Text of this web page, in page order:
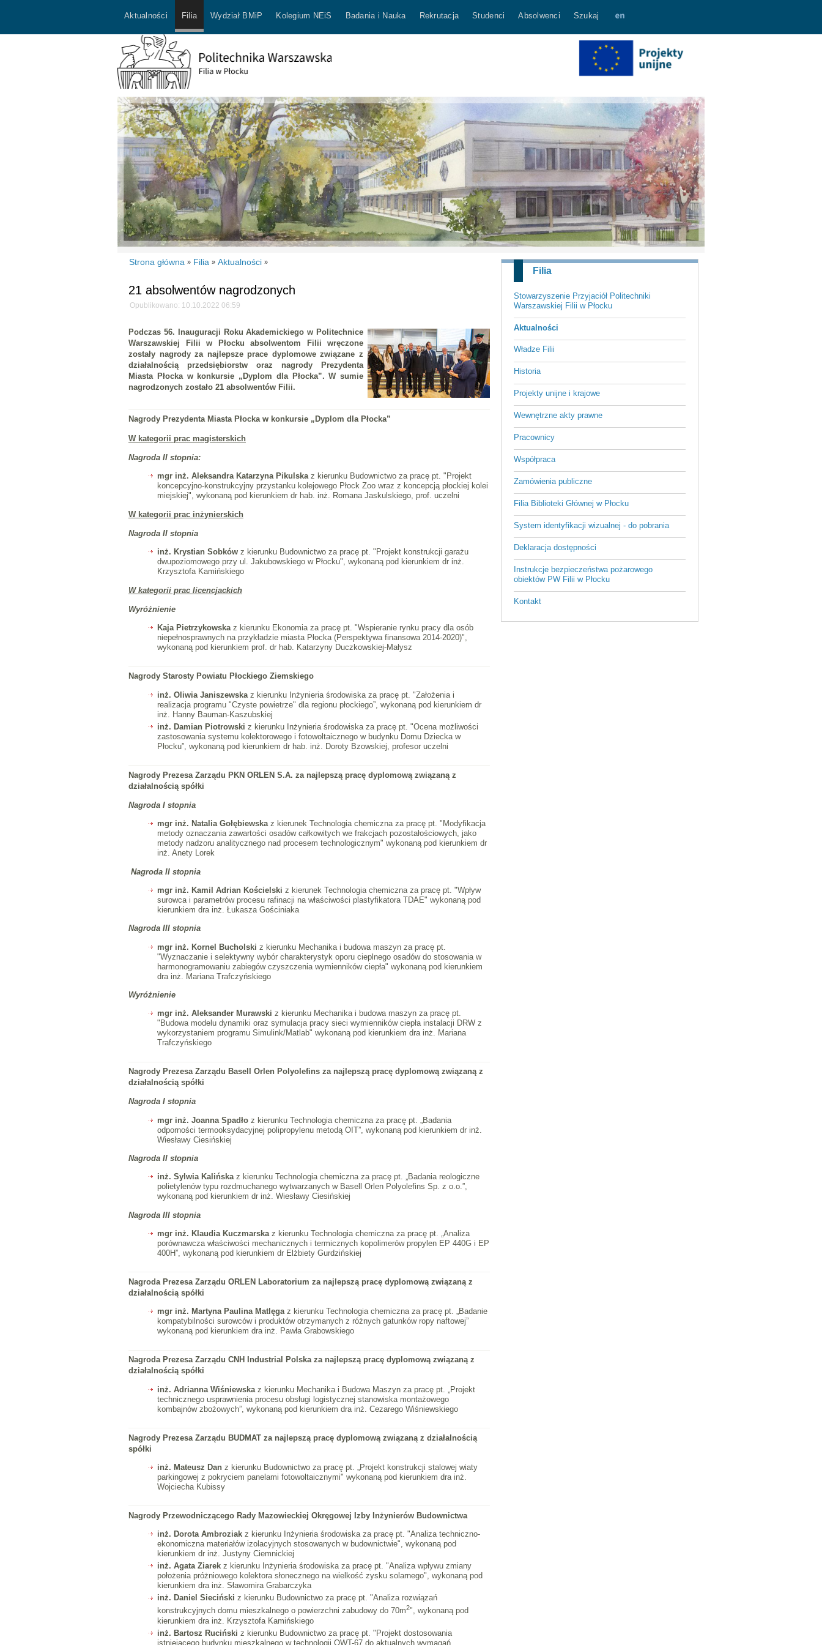
Aktualności Filia Wydział BMiP Kolegium NEiS Badania i Nauka Rekrutacja Studenci Absolwenci Szukaj
Filia
Stowarzyszenie Przyjaciół Politechniki
Warszawskiej Filii w Płocku
Aktualności
Władze Filii
Historia
Projekty unijne i krajowe
Wewnętrzne akty prawne
Pracownicy
Współpraca
Zamówienia publiczne
Filia Biblioteki Głównej w Płocku
System identyfikacji wizualnej - do pobrania
Deklaracja dostępności
Instrukcje bezpieczeństwa pożarowego
obiektów PW Filii w Płocku
Kontakt
Strona główna » Filia » Aktualności »
21 absolwentów nagrodzonych
Opublikowano: 10.10.2022 06:59
Podczas 56. Inauguracji Roku Akademickiego w Politechnice
Warszawskiej Filii w Płocku absolwentom Filii wręczone
zostały nagrody za najlepsze prace dyplomowe związane z
działalnością przedsiębiorstw oraz nagrody Prezydenta
Miasta Płocka w konkursie „Dyplom dla Płocka”. W sumie
nagrodzonych zostało 21 absolwentów Filii.
Nagrody Prezydenta Miasta Płocka w konkursie „Dyplom dla Płocka”
W kategorii prac magisterskich
Nagroda II stopnia:
mgr inż. Aleksandra Katarzyna Pikulskaz kierunku Budownictwo za pracę pt. "Projekt
koncepcyjno-konstrukcyjny przystanku kolejowego Płock Zoo wraz z koncepcją płockiej kolei
miejskiej", wykonaną pod kierunkiem dr hab. inż. Romana Jaskulskiego, prof. uczelni
W kategorii prac inżynierskich
Nagroda II stopnia
inż. Krystian Sobków z kierunku Budownictwo za pracę pt. "Projekt konstrukcji garażu
dwupoziomowego przy ul. Jakubowskiego w Płocku", wykonaną pod kierunkiem dr inż.
Krzysztofa Kamińskiego
W kategorii prac licencjackich
Wyróżnienie
Kaja Pietrzykowskaz kierunku Ekonomia za pracę pt. "Wspieranie rynku pracy dla osób
niepełnosprawnych na przykładzie miasta Płocka (Perspektywa finansowa 2014-2020)",
wykonaną pod kierunkiem prof. dr hab. Katarzyny Duczkowskiej-Małysz
Nagrody Starosty Powiatu Płockiego Ziemskiego
inż. Oliwia Janiszewska z kierunku Inżynieria środowiska za pracę pt. "Założenia i
realizacja programu "Czyste powietrze" dla regionu płockiego”, wykonaną pod kierunkiem dr
inż. Hanny Bauman-Kaszubskiej
inż. Damian Piotrowski z kierunku Inżynieria środowiska za pracę pt. "Ocena możliwości
zastosowania systemu kolektorowego i fotowoltaicznego w budynku Domu Dziecka w
Płocku”, wykonaną pod kierunkiem dr hab. inż. Doroty Bzowskiej, profesor uczelni
Nagrody Prezesa Zarządu PKN ORLEN S.A. za najlepszą pracę dyplomową związaną z
działalnością spółki
Nagroda I stopnia
mgr inż. Natalia Gołębiewskaz kierunek Technologia chemiczna za pracę pt. "Modyfikacja
metody oznaczania zawartości osadów całkowitych we frakcjach pozostałościowych, jako
metody nadzoru analitycznego nad procesem technologicznym" wykonaną pod kierunkiem dr
inż. Anety Lorek
Nagroda II stopnia
mgr inż. Kamil Adrian Kościelski z kierunek Technologia chemiczna za pracę pt. "Wpływ
surowca i parametrów procesu rafinacji na właściwości plastyfikatora TDAE" wykonaną pod
kierunkiem dra inż. Łukasza Gościniaka
Nagroda III stopnia
mgr inż. Kornel Bucholski z kierunku Mechanika i budowa maszyn za pracę pt.
"Wyznaczanie i selektywny wybór charakterystyk oporu cieplnego osadów do stosowania w
harmonogramowaniu zabiegów czyszczenia wymienników ciepła" wykonaną pod kierunkiem
dra inż. Mariana Trafczyńskiego
Wyróżnienie
mgr inż. Aleksander Murawskiz kierunku Mechanika i budowa maszyn za pracę pt.
"Budowa modelu dynamiki oraz symulacja pracy sieci wymienników ciepła instalacji DRW z
wykorzystaniem programu Simulink/Matlab" wykonaną pod kierunkiem dra inż. Mariana
Trafczyńskiego
Nagrody Prezesa Zarządu Basell Orlen Polyolefins za najlepszą pracę dyplomową związaną z
działalnością spółki
Nagroda I stopnia
mgr inż. Joanna Spadło z kierunku Technologia chemiczna za pracę pt. „Badania
odporności termooksydacyjnej polipropylenu metodą OIT”, wykonaną pod kierunkiem dr inż.
Wiesławy Ciesińskiej
Nagroda II stopnia
inż. Sylwia Kalińskaz kierunku Technologia chemiczna za pracę pt. „Badania reologiczne
polietylenów typu rozdmuchanego wytwarzanych w Basell Orlen Polyolefins Sp. z o.o.”,
wykonaną pod kierunkiem dr inż. Wiesławy Ciesińskiej
Nagroda III stopnia
mgr inż. Klaudia Kuczmarskaz kierunku Technologia chemiczna za pracę pt. „Analiza
porównawcza właściwości mechanicznych i termicznych kopolimerów propylen EP 440G i EP
400H”, wykonaną pod kierunkiem dr Elżbiety Gurdzińskiej
Nagroda Prezesa Zarządu ORLEN Laboratorium za najlepszą pracę dyplomową związaną z
działalnością spółki
mgr inż. Martyna Paulina Matlęgaz kierunku Technologia chemiczna za pracę pt. „Badanie
kompatybilności surowców i produktów otrzymanych z różnych gatunków ropy naftowej”
wykonaną pod kierunkiem dra inż. Pawła Grabowskiego
Nagroda Prezesa Zarządu CNH Industrial Polska za najlepszą pracę dyplomową związaną z
działalnością spółki
inż. Adrianna Wiśniewska z kierunku Mechanika i Budowa Maszyn za pracę pt. „Projekt
technicznego usprawnienia procesu obsługi logistycznej stanowiska montażowego
kombajnów zbożowych”, wykonaną pod kierunkiem dra inż. Cezarego Wiśniewskiego
Nagrody Prezesa Zarządu BUDMAT za najlepszą pracę dyplomową związaną z działalnością
spółki
inż. Mateusz Dan z kierunku Budownictwo za pracę pt. „Projekt konstrukcji stalowej wiaty
parkingowej z pokryciem panelami fotowoltaicznymi" wykonaną pod kierunkiem dra inż.
Wojciecha Kubissy
Nagrody Przewodniczącego Rady Mazowieckiej Okręgowej Izby Inżynierów Budownictwa
inż. Dorota Ambroziak z kierunku Inżynieria środowiska za pracę pt. "Analiza techniczno-
ekonomiczna materiałów izolacyjnych stosowanych w budownictwie", wykonaną pod
kierunkiem dr inż. Justyny Ciemnickiej
inż. Agata Ziarek z kierunku Inżynieria środowiska za pracę pt. "Analiza wpływu zmiany
położenia próżniowego kolektora słonecznego na wielkość zysku solarnego", wykonaną pod
kierunkiem dra inż. Sławomira Grabarczyka
inż. Daniel Siecińskiz kierunku Budownictwo za pracę pt. "Analiza rozwiązań
konstrukcyjnych domu mieszkalnego o powierzchni zabudowy do 70m2", wykonaną pod
kierunkiem dra inż. Krzysztofa Kamińskiego
inż. Bartosz Rucińskiz kierunku Budownictwo za pracę pt. "Projekt dostosowania
istniejącego budynku mieszkalnego w technologii OWT-67 do aktualnych wymagań